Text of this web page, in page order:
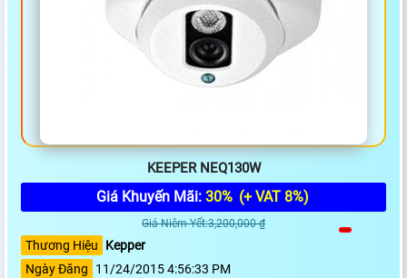
KEEPER NEQ130W
Giá Khuyến Mãi: 30% (+ VAT 8%)
Giá Niêm Yết:3,200,000 ₫
Thương Hiệu
Kepper
Ngày Đăng
11/24/2015 4:56:33 PM